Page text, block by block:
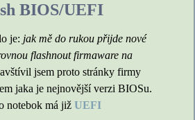
BIOS/UEFI
je: jak mě do rukou přijde nové
flashnout firmaware na
jsem proto stránky firmy
jaka je nejnovější verzi BIOSu.
notebok má již UEFI